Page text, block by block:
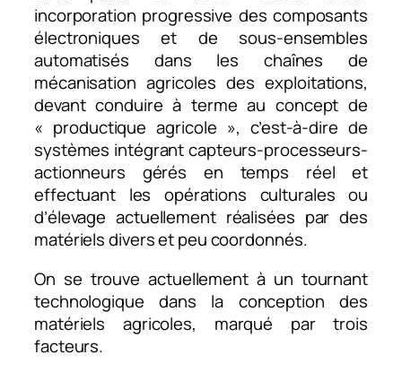
incorporation progressive des composants
électroniques et de sous-ensembles
automatisés dans les chaînes de
mécanisation agricoles des exploitations,
devant conduire à terme au concept de
« productique agricole », c’est-à-dire de
systèmes intégrant capteurs-processeurs-
actionneurs gérés en temps réel et
effectuant les opérations culturales ou
d’élevage actuellement réalisées par des
matériels divers et peu coordonnés.
On se trouve actuellement à un tournant
technologique dans la conception des
matériels agricoles, marqué par trois
facteurs.